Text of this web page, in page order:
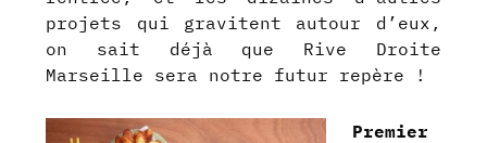
projets qui gravitent autour d’eux,
on sait déjà que Rive Droite
Marseille sera notre futur repère !
Premier